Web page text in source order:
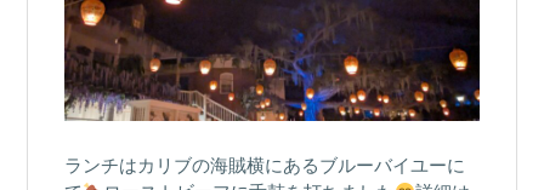
ランチはカリブの海賊横にあるブルーバイユーに